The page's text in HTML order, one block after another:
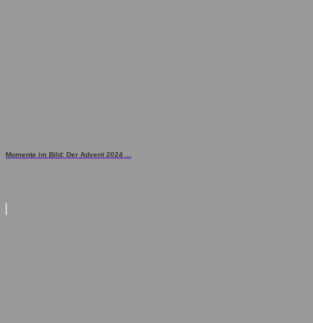
Momente im Bild: Der Advent 2024 ...